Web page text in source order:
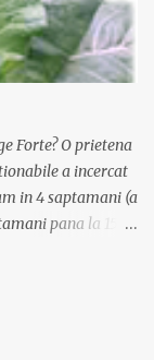
Forte? O prietena
a incercat
in 4 saptamani (a
pana la 15